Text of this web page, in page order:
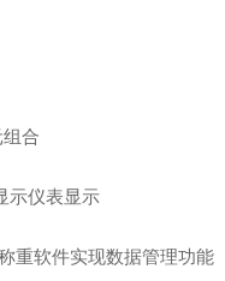
合
示仪表显示
重软件实现数据管理功